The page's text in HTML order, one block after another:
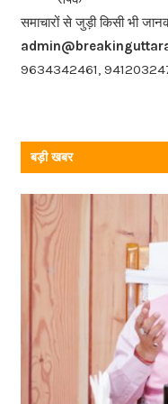
o
o
k
समाचारों से जुड़ी किसी भी
9634342461,
बड़ी खबर